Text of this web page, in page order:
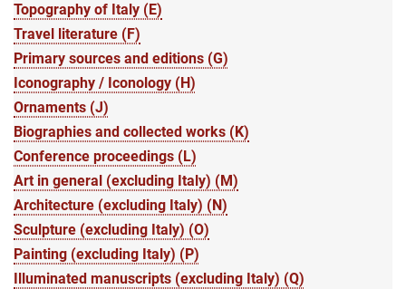
Topography of Italy (E)
Travel literature (F)
Primary sources and editions (G)
Iconography / Iconology (H)
Ornaments (J)
Biographies and collected works (K)
Conference proceedings (L)
Art in general (excluding Italy) (M)
Architecture (excluding Italy) (N)
Sculpture (excluding Italy) (O)
Painting (excluding Italy) (P)
Illuminated manuscripts (excluding Italy) (Q)